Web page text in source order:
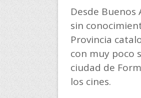
Desde
sin
Provincia
con muy poco
ciudad de
los cines.